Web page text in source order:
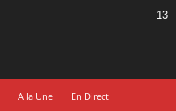
13
A la Une En Direct